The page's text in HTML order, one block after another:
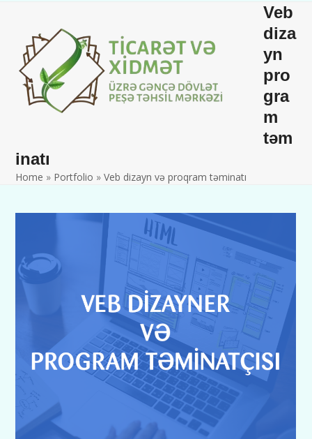
contentmobile
menu
mobile
menu
Veb
diza
yn
pro
gra
m
təm
inatı
Home » Portfolio »Veb dizayn və proqram təminatı